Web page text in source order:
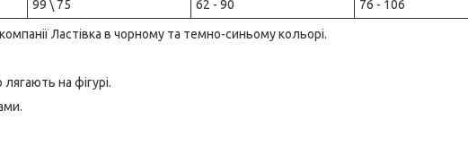
99 \ 75 62 - 90 76 - 106
Ластівка в чорному та темно-синьому кольорі.
на фігурі.